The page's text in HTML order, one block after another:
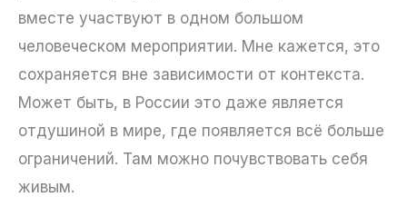
вместе участвуют в одном большом
человеческом мероприятии. Мне кажется, это
сохраняется вне зависимости от контекста.
Может быть, в России это даже является
отдушиной в мире, где появляется всё больше
ограничений. Там можно почувствовать себя
живым.